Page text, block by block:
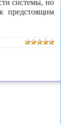
системы, но
предстоящим